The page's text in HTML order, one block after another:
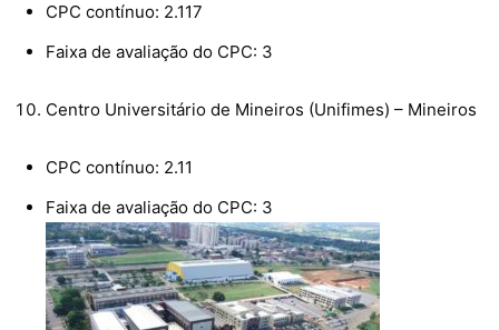
CPC contínuo: 2.117
Faixa de avaliação do CPC: 3
Centro Universitário de Mineiros (Unifimes) – Mineiros
CPC contínuo: 2.11
Faixa de avaliação do CPC: 3